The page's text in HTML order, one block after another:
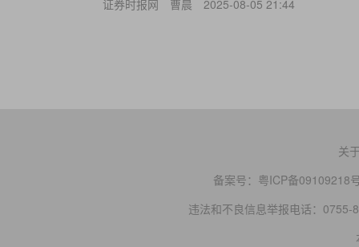
证券时报网 曹晨 2025-08-05 21:44
关
备案号： 粤ICP备09109218
违法和不良信息举报电话：0755-